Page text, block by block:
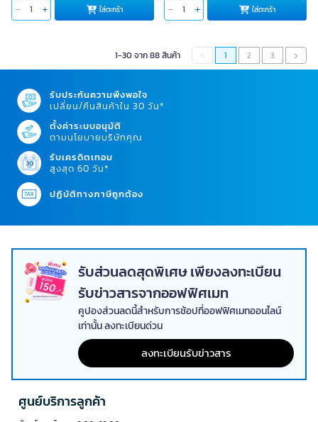
ใส่ตะกร้า ใส่ตะกร้า
1-30 จาก 88 สินค้า 1 2 3
รับประกันความพึงพอใจ
เปลี่ยน/คืนสินค้าใน 30 วัน*
ตั้งค่าระบบอนุมัติ
ตามนโยบายบริษัทคุณ
รับเครดิตเทอม
สูงสุด 60 วัน*
ปฏิบัติทางภาษีถูกต้อง
รับส่วนลดสุดพิเศษ เพียงลงทะเบียน
รับข่าวสารจากออฟฟิศเมท
คูปองส่วนลดนี้สำหรับการช้อปที่ออฟฟิศเมทออนไลน์
เท่านั้น ลงทะเบียนด่วน
ลงทะเบียนรับข่าวสาร
ศูนย์บริการลูกค้า